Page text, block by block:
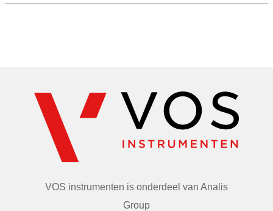
VOS instrumenten is onderdeel van Analis
Group